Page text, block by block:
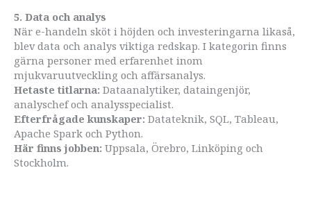
5. Data och analys
När e-handeln sköt i höjden och investeringarna likaså,
blev data och analys viktiga redskap. I kategorin finns
gärna personer med erfarenhet inom
mjukvaruutveckling och affärsanalys.
Hetaste titlarna: Dataanalytiker, dataingenjör,
analyschef och analysspecialist.
Efterfrågade kunskaper: Datateknik, SQL, Tableau,
Apache Spark och Python.
Här finns jobben: Uppsala, Örebro, Linköping och
Stockholm.